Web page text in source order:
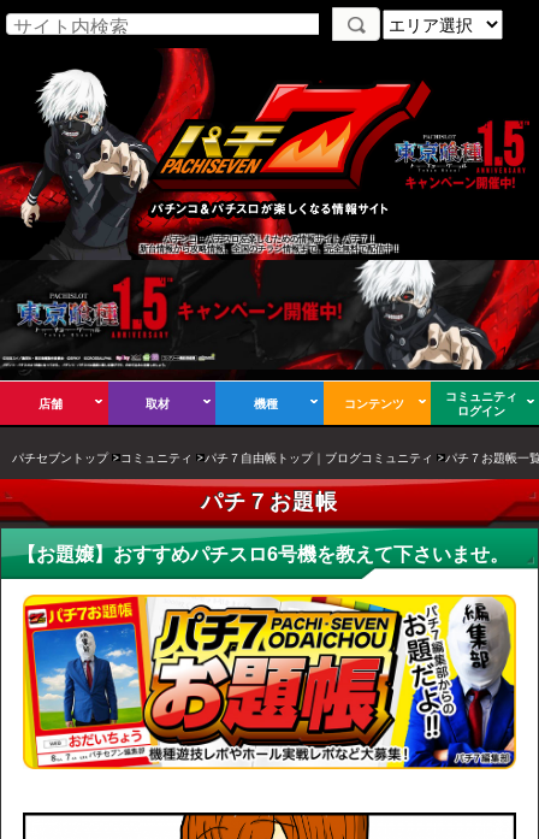
パチンコ・パチスロを楽しむための情報サイト パチ７！
新台情報から攻略情報、全国のチラシ情報まで、完全無料で配信中！
店舗 取材 機種 コンテンツ
コミュニティ
ログイン
パチセブントップ コミュニティ パチ７自由帳トップ｜ブログコミュニティ パチ７お題帳一
パチ７お題帳
【お題嬢】おすすめパチスロ6号機を教えて下さいませ。